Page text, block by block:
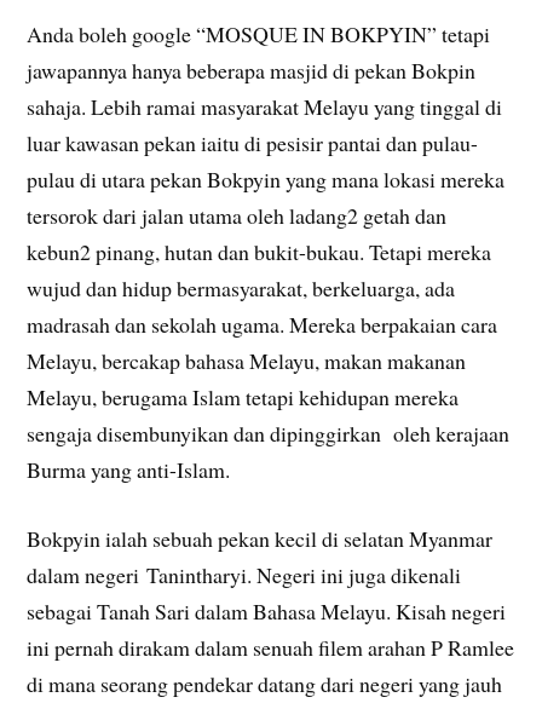
Anda boleh google “MOSQUE IN BOKPYIN” tetapi
jawapannya hanya beberapa masjid di pekan Bokpin
sahaja. Lebih ramai masyarakat Melayu yang tinggal di
luar kawasan pekan iaitu di pesisir pantai dan pulau-
pulau di utara pekan Bokpyin yang mana lokasi mereka
tersorok dari jalan utama oleh ladang2 getah dan
kebun2 pinang, hutan dan bukit-bukau. Tetapi mereka
wujud dan hidup bermasyarakat, berkeluarga, ada
madrasah dan sekolah ugama. Mereka berpakaian cara
Melayu, bercakap bahasa Melayu, makan makanan
Melayu, berugama Islam tetapi kehidupan mereka
sengaja disembunyikan dan dipinggirkan oleh kerajaan
Burma yang anti-Islam.
Bokpyin ialah sebuah pekan kecil di selatan Myanmar
dalam negeri Tanintharyi. Negeri ini juga dikenali
sebagai Tanah Sari dalam Bahasa Melayu. Kisah negeri
ini pernah dirakam dalam senuah filem arahan P Ramlee
di mana seorang pendekar datang dari negeri yang jauh